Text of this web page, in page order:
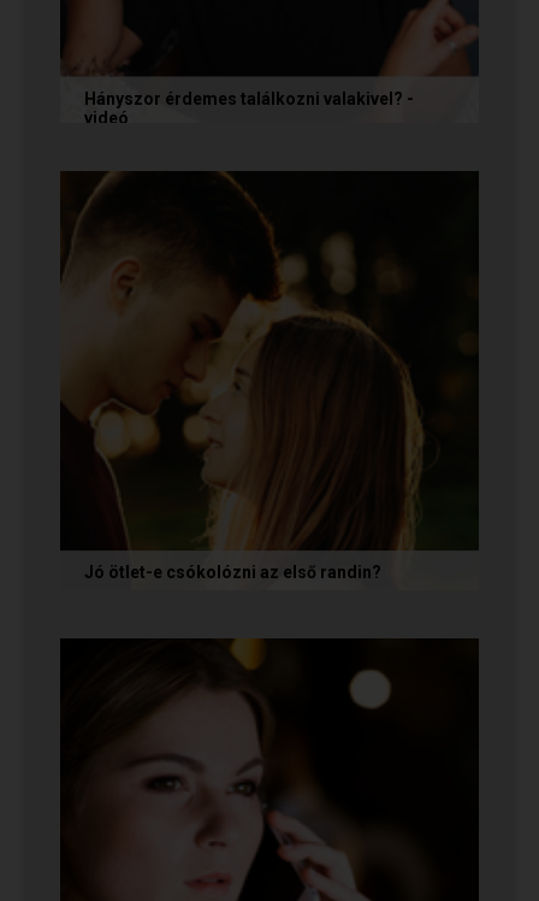
Hányszor érdemes találkozni valakivel? -
videó
tépelődünk: mit tegyünk, ha valakit
szimpatikusnak találunk elsőre, de még...
Jó ötlet-e csókolózni az első randin?
az azt jelenti, hogy nem...